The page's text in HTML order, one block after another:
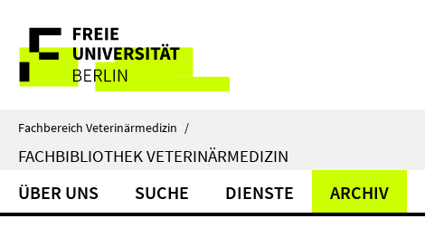
direkt
Inhalt
Service-
Navigation
Fachbereich Veterinärmedizin /
FACHBIBLIOTHEK VETERINÄRMEDIZIN
ÜBER UNS SUCHE DIENSTE ARCHIV